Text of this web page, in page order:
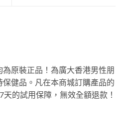
原裝正品！為廣大香港男性朋
健品。凡在本商城訂購產品的
的試用保障，無效全額退款！